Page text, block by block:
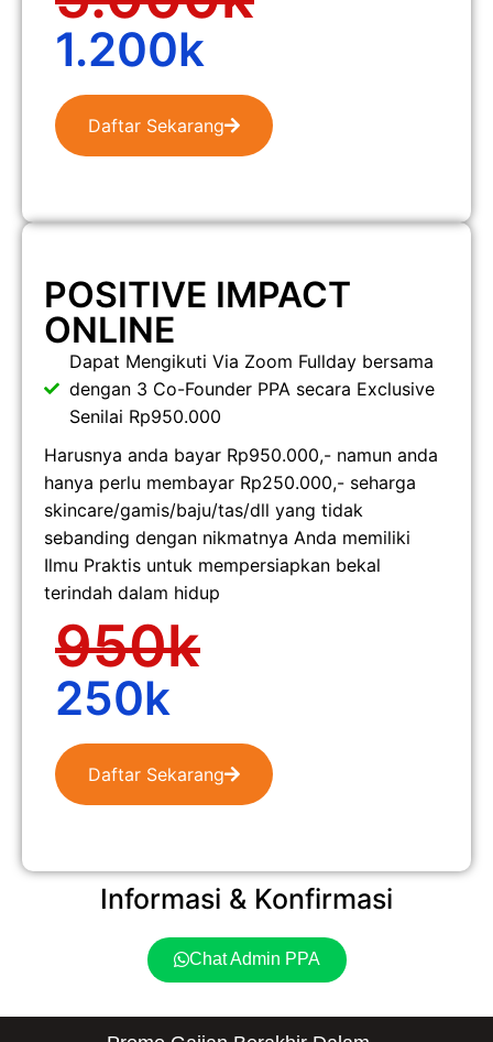
1.200k
Daftar Sekarang
POSITIVE IMPACT
ONLINE
Dapat Mengikuti Via Zoom Fullday bersama
dengan 3 Co-Founder PPA secara Exclusive
Senilai Rp950.000
Harusnya anda bayar Rp950.000,- namun anda
hanya perlu membayar Rp250.000,- seharga
skincare/gamis/baju/tas/dll yang tidak
sebanding dengan nikmatnya Anda memiliki
Ilmu Praktis untuk mempersiapkan bekal
terindah dalam hidup
950k
250k
Daftar Sekarang
Informasi & Konfirmasi
Chat Admin PPA